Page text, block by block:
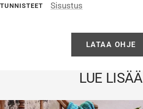
TUNNISTEET Sisustus
LATAA OHJE
LUE LISÄÄ